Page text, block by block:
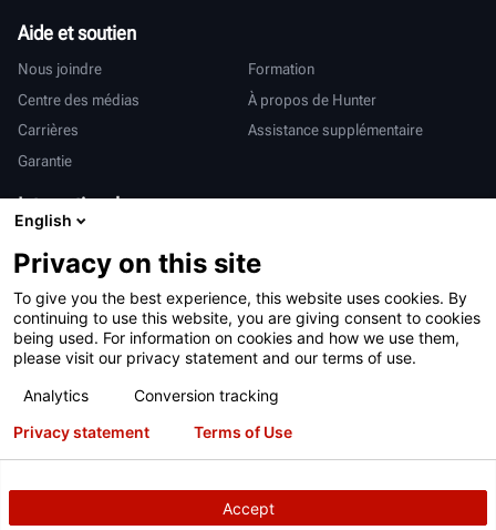
Aide et soutien
Nous joindre
Formation
Centre des médias
À propos de Hunter
Carrières
Assistance supplémentaire
Garantie
International
亨特中国
Conditions d’utilisation
Déclaration de confidentialité
English
Privacy on this site
To give you the best experience, this website uses cookies. By
continuing to use this website, you are giving consent to cookies
being used. For information on cookies and how we use them,
please visit our privacy statement and our terms of use.
Analytics
Conversion tracking
Accept
Privacy statement Terms of Use